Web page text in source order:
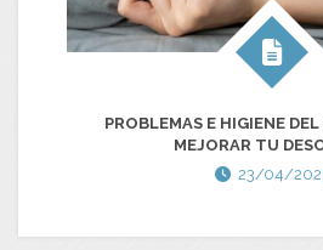
PROBLEMAS E HIGIENE
MEJORAR TU
23/04/